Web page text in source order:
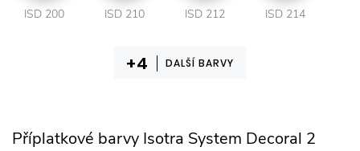
ISD 200 ISD 210 ISD 212 ISD 214
DALŠÍ BARVY
Příplatkové barvy Isotra System Decoral 2